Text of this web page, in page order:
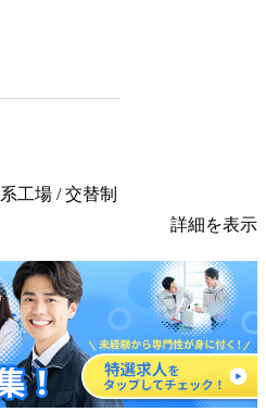
工場 / 交替制
詳細を表示